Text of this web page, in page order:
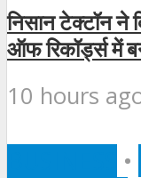
निसान टेक्टॉन ने
ऑफ रिकॉर्ड्स में
10 hours
•